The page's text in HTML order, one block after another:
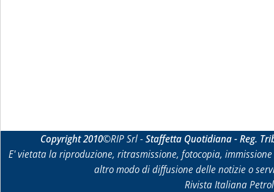
Copyright 2010©RIP Srl -Staffetta Quotidiana - Reg.
E' vietata la riproduzione, ritrasmissione, fotocopia,
altro modo di diffusione delle notizie o
Rivista Italiana